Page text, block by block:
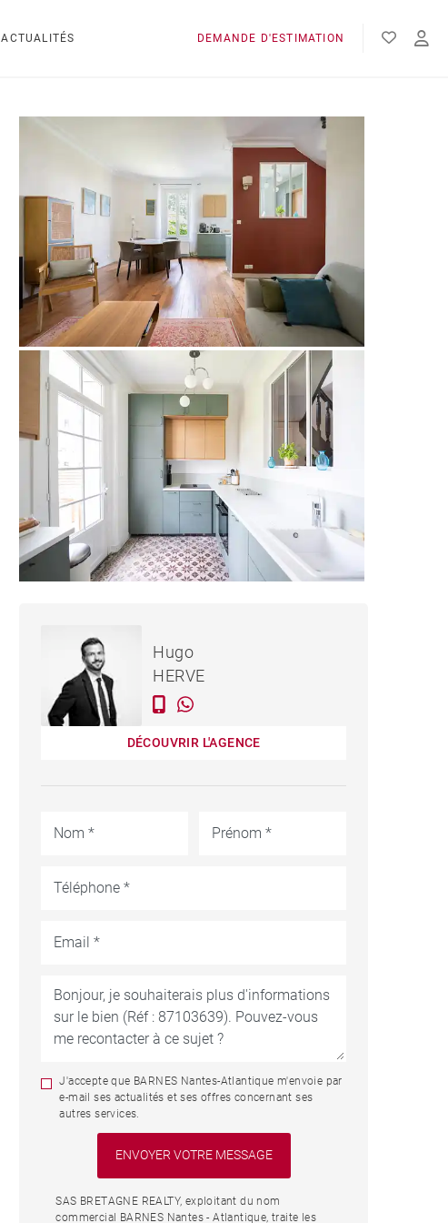
ACTUALITÉS DEMANDE D'ESTIMATION
MAISON NANTES - 121 M²
Hugo
HERVE
DÉCOUVRIR L'AGENCE
J'accepte que BARNES Nantes-Atlantique m'envoie par
e-mail ses actualités et ses offres concernant ses
autres services.
SAS BRETAGNE REALTY, exploitant du nom
commercial BARNES Nantes - Atlantique, traite les